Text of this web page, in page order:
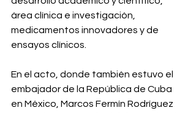
área clínica e investigación,
medicamentos innovadores y de
ensayos clínicos.⁣
En el acto, donde también estuvo el
embajador de la República de Cuba
en México, Marcos Fermín Rodríguez